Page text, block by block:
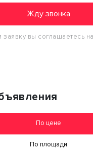
Жду звонка
заявку вы соглашаетесь
По цене
По площади